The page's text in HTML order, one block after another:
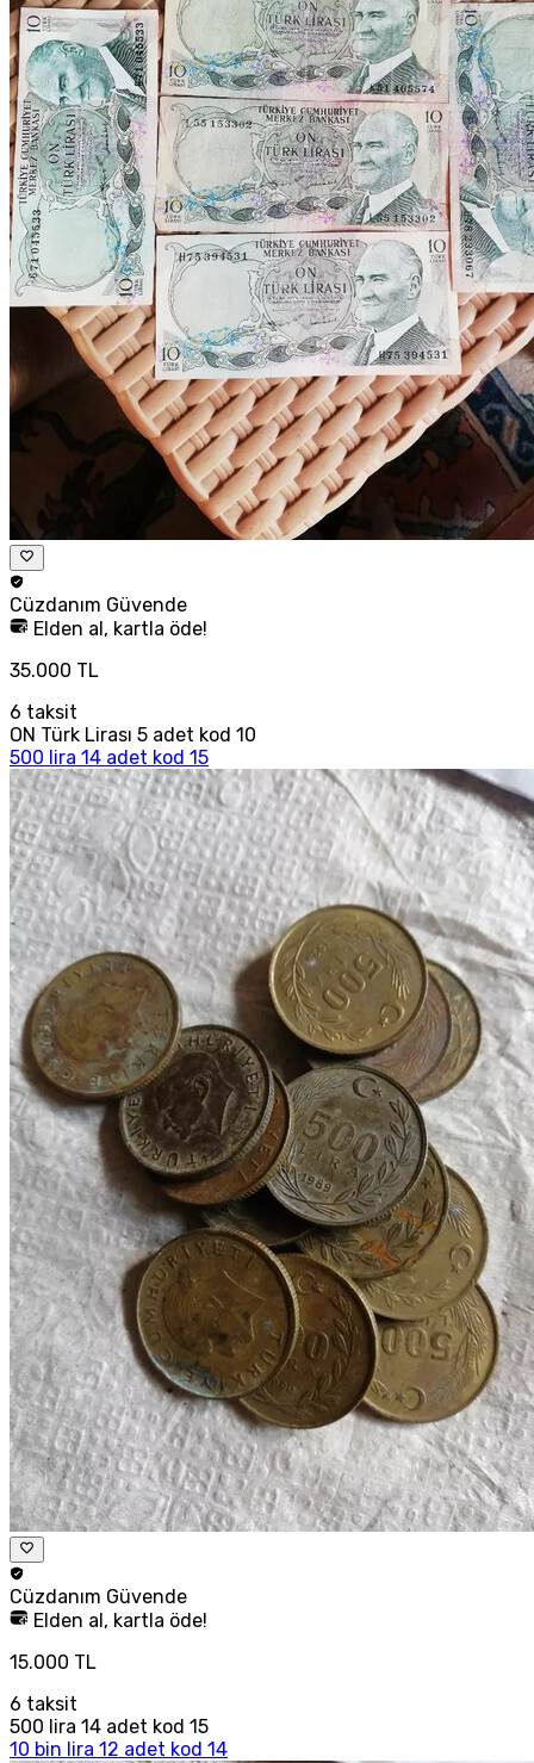
Cüzdanım Güvende
Elden al, kartla öde!
35.000 TL
6 taksit
ON Türk Lirası 5 adet kod 10
500 lira 14 adet kod 15
Cüzdanım Güvende
Elden al, kartla öde!
15.000 TL
6 taksit
500 lira 14 adet kod 15
10 bin lira 12 adet kod 14